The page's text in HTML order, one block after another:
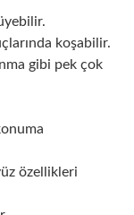
koşabilir.
gibi pek çok
özellikleri